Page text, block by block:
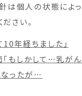
は個人の状態によ
さい。
年経ちました」
しかして…乳がん
ったが…